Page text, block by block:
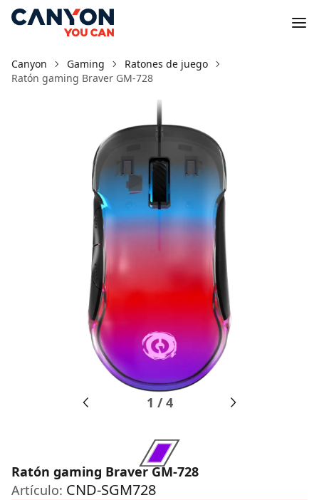
Canyon Gaming
Ratones de juego
Ratón gaming Braver GM-728
1 /4
Ratón gaming Braver GM-728
Artículo: CND-SGM728